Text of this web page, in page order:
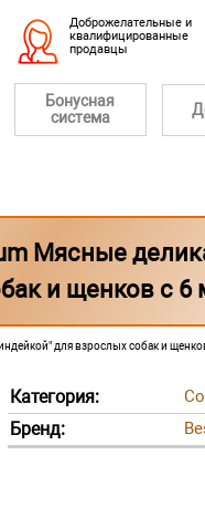
Доброжелательные и
квалифицированные
продавцы
Бонусная
система
Мясные
и щенков с 6
для взрослых собак и
Категория:
Бренд: